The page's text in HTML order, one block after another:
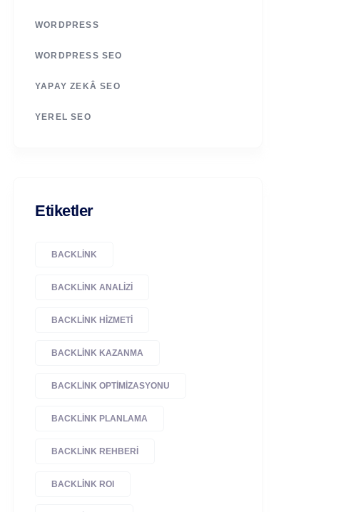
WORDPRESS
WORDPRESS SEO
YAPAY ZEKÂ SEO
YEREL SEO
Etiketler
BACKLINK
BACKLINK ANALIZI
BACKLINK HIZMETI
BACKLINK KAZANMA
BACKLINK OPTIMIZASYONU
BACKLINK PLANLAMA
BACKLINK REHBERI
BACKLINK ROI